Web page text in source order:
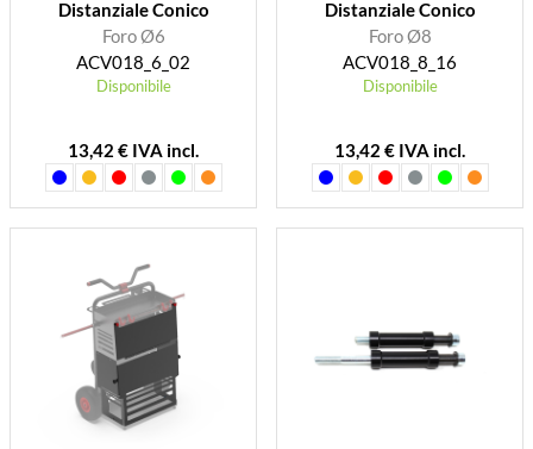
Distanziale Conico
Foro Ø6
ACV018_6_02
Disponibile
13,42 € IVA incl.
Distanziale Conico
Foro Ø8
ACV018_8_16
Disponibile
13,42 € IVA incl.